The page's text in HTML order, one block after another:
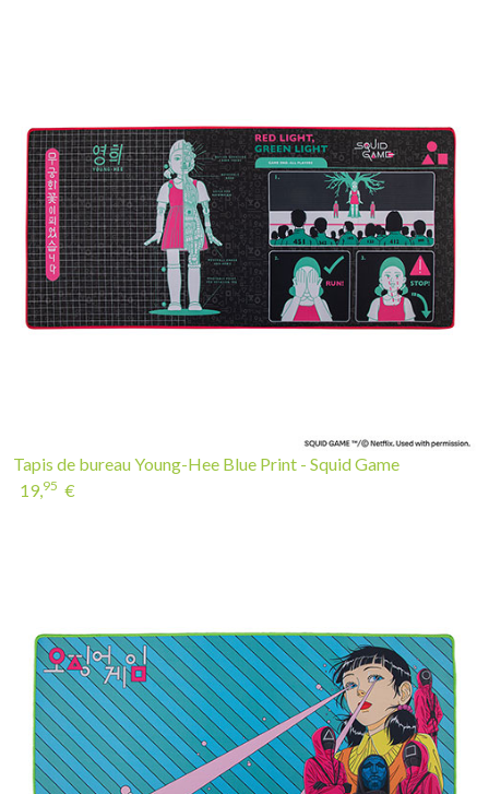
Tapis de bureau Young-Hee Blue Print - Squid Game
19,95 €